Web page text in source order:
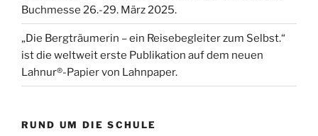
Buchmesse 26.-29. März 2025.
„Die Bergträumerin – ein Reisebegleiter zum Selbst.“
ist die weltweit erste Publikation auf dem neuen
Lahnur®-Papier von Lahnpaper.
RUND UM DIE SCHULE